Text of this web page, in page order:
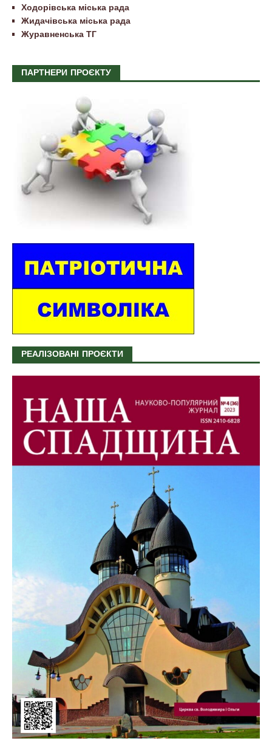
Ходорівська міська рада
Жидачівська міська рада
Журавненська ТГ
ПАРТНЕРИ ПРОЄКТУ
РЕАЛІЗОВАНІ ПРОЄКТИ